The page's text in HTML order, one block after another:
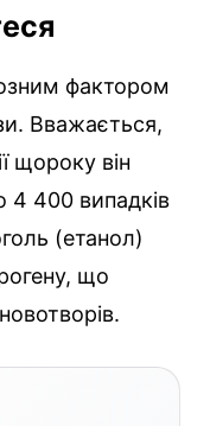
фактором
Вважається,
щороку він
4 400 випадків
(етанол)
що